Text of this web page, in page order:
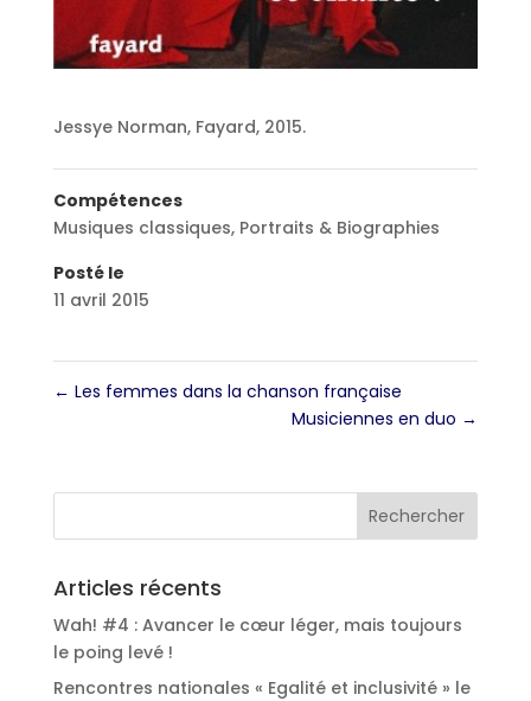
Jessye Norman, Fayard, 2015.
Compétences
Musiques classiques, Portraits & Biographies
Posté le
11 avril 2015
← Les femmes dans la chanson française
Musiciennes en duo →
Articles récents
Wah! #4 : Avancer le cœur léger, mais toujours
le poing levé !
Rencontres nationales « Egalité et inclusivité » le